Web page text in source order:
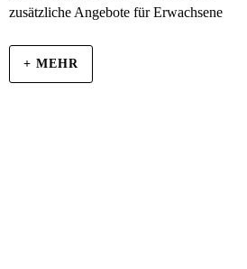
zusätzliche Angebote für Erwachsene
+ MEHR